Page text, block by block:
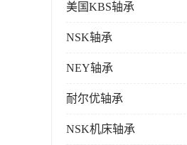
美国KBS轴承
NSK轴承
NEY轴承
耐尔优轴承
NSK机床轴承